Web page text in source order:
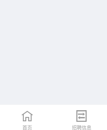
首页 招聘信息